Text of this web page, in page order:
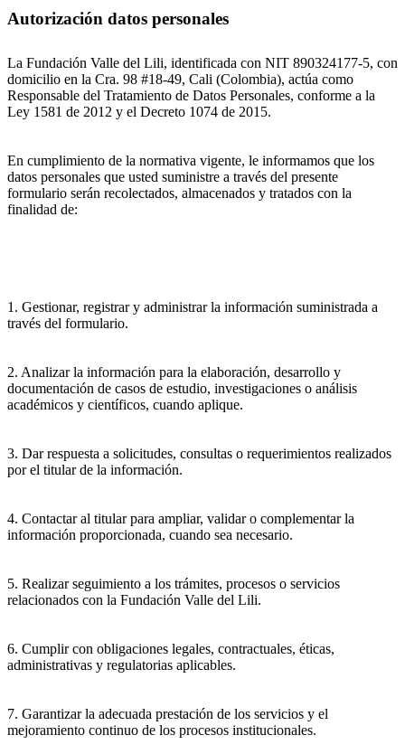
Autorización datos personales
La Fundación Valle del Lili, identificada con NIT 890324177-5, con
domicilio en la Cra. 98 #18-49, Cali (Colombia), actúa como
Responsable del Tratamiento de Datos Personales, conforme a la
Ley 1581 de 2012 y el Decreto 1074 de 2015.
En cumplimiento de la normativa vigente, le informamos que los
datos personales que usted suministre a través del presente
formulario serán recolectados, almacenados y tratados con la
finalidad de:
1. Gestionar, registrar y administrar la información suministrada a
través del formulario.
2. Analizar la información para la elaboración, desarrollo y
documentación de casos de estudio, investigaciones o análisis
académicos y científicos, cuando aplique.
3. Dar respuesta a solicitudes, consultas o requerimientos realizados
por el titular de la información.
4. Contactar al titular para ampliar, validar o complementar la
información proporcionada, cuando sea necesario.
5. Realizar seguimiento a los trámites, procesos o servicios
relacionados con la Fundación Valle del Lili.
6. Cumplir con obligaciones legales, contractuales, éticas,
administrativas y regulatorias aplicables.
7. Garantizar la adecuada prestación de los servicios y el
mejoramiento continuo de los procesos institucionales.